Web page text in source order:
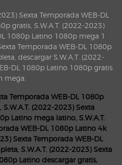
Sexta Temporada WEB-DL
gratis, S.W.A.T. (2022-2023)
1080p Latino 1080p mega 1
Temporada WEB-DL 1080p
descargar S.W.A.T. (2022-
DL 1080p Latino 1080p gratis
mega.
Temporada WEB-DL 1080p
(2022-2023) Sexta
Latino mega latino, S.W.A.T.
WEB-DL 1080p Latino 4k
Sexta Temporada WEB-DL
S.W.A.T. (2022-2023) Sexta
Latino descargar gratis,